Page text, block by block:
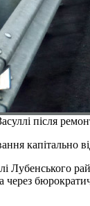
після
капітально
Лубенського
через